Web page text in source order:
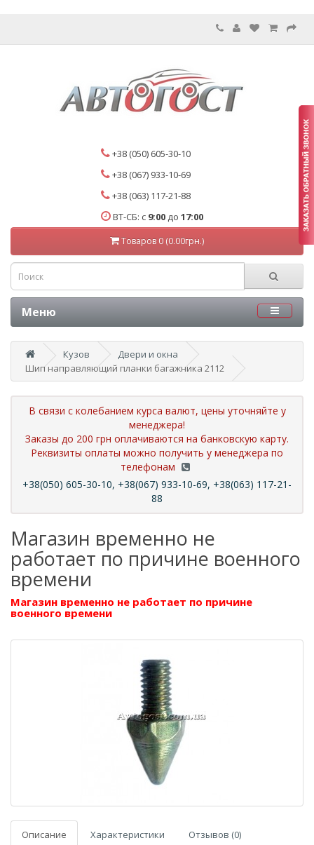
+38 (050) 605-30-10
+38 (067) 933-10-69
+38 (063) 117-21-88
ВТ-СБ: с 9:00 до 17:00
Товаров 0 (0.00грн.)
Меню
Кузов
Двери и окна
Шип направляющий планки багажника 2112
В связи с колебанием курса валют, цены уточняйте у
менеджера!
Заказы до 200 грн оплачиваются на банковскую карту.
Реквизиты оплаты можно получить у менеджера по
телефонам
+38(050) 605-30-10, +38(067) 933-10-69, +38(063) 117-21-
88
Магазин временно не
работает по причине военного
времени
Магазин временно не работает по причине
военного времени
Описание Характеристики Отзывов (0)